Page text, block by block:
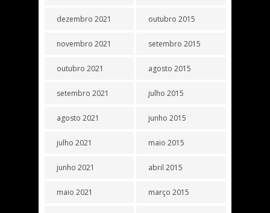
dezembro 2021
novembro 2021
outubro 2021
setembro 2021
agosto 2021
julho 2021
junho 2021
maio 2021
outubro 2015
setembro 2015
agosto 2015
julho 2015
junho 2015
maio 2015
abril 2015
março 2015